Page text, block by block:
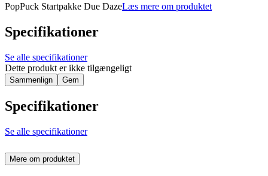
PopPuck Startpakke Due DazeLæs mere om produktet
Specifikationer
Se alle specifikationer
Dette produkt er ikke tilgængeligt
Sammenlign Gem
Specifikationer
Se alle specifikationer
Mere om produktet